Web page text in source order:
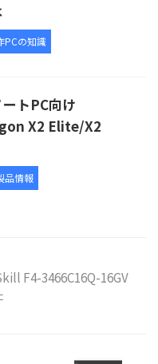
PCの知識
トPC向け
X2 Elite/X2
品情報
F4-3466C16Q-16GV